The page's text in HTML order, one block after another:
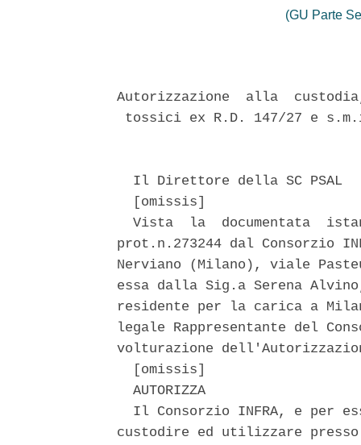
(GU Parte
Autorizzazione  alla
tossici ex R.D. 147/27 e
  Il Direttore della SC PSAL
  [omissis]
Vista  la  documentata
prot.n.273244 dal Consorzio
Nerviano (Milano), viale
essa dalla Sig.a Serena
residente per la carica a
legale Rappresentante del
volturazione
  [omissis]
  AUTORIZZA
Il Consorzio INFRA, e per
custodire ed utilizzare